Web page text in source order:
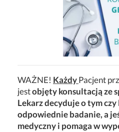
WAŻNE! KażdyPacjent
jestobjęty konsultacją ze
Lekarz decyduje o tym
odpowiednie badanie, a
medyczny i pomaga w